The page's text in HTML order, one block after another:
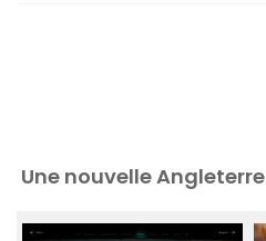
Une nouvelle Angleterre